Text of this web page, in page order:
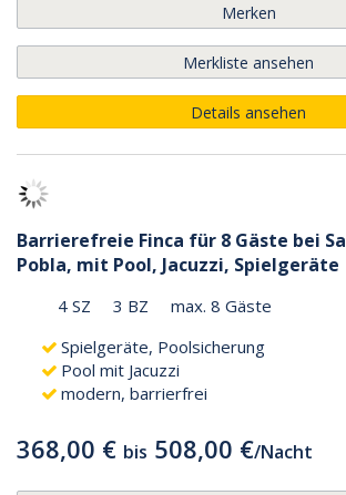
Merken
Merkliste ansehen
Details ansehen
Barrierefreie Finca für 8 Gäste bei Sa
Pobla, mit Pool, Jacuzzi, Spielgeräte
4 SZ 3 BZ
max. 8 Gäste
Spielgeräte, Poolsicherung
Pool mit Jacuzzi
modern, barrierfrei
368,00 € bis 508,00 €/Nacht